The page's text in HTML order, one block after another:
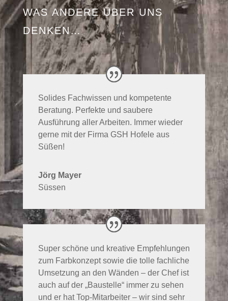
WAS ANDERE ÜBER UNS
DENKEN…
Solides Fachwissen und kompetente
Beratung. Perfekte und saubere
Ausführung aller Arbeiten. Immer wieder
gerne mit der Firma GSH Hofele aus
Süßen!
Jörg Mayer
Süssen
Super schöne und kreative Empfehlungen
zum Farbkonzept sowie die tolle fachliche
Umsetzung an den Wänden – der Chef ist
auch auf der „Baustelle“ immer zu sehen
und er hat Top-Mitarbeiter – wir sind sehr